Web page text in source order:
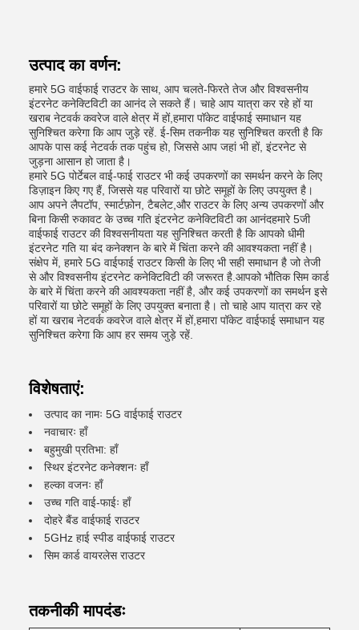
उत्पाद का वर्णन:
हमारे 5G वाईफाई राउटर के साथ, आप चलते-फिरते तेज और विश्वसनीय
इंटरनेट कनेक्टिविटी का आनंद ले सकते हैं। चाहे आप यात्रा कर रहे हों या
खराब नेटवर्क कवरेज वाले क्षेत्र में हों,हमारा पॉकेट वाईफाई समाधान यह
सुनिश्चित करेगा कि आप जुड़े रहें. ई-सिम तकनीक यह सुनिश्चित करती है कि
आपके पास कई नेटवर्क तक पहुंच हो, जिससे आप जहां भी हों, इंटरनेट से
जुड़ना आसान हो जाता है।
हमारे 5G पोर्टेबल वाई-फाई राउटर भी कई उपकरणों का समर्थन करने के लिए
डिज़ाइन किए गए हैं, जिससे यह परिवारों या छोटे समूहों के लिए उपयुक्त है।
आप अपने लैपटॉप, स्मार्टफ़ोन, टैबलेट,और राउटर के लिए अन्य उपकरणों और
बिना किसी रुकावट के उच्च गति इंटरनेट कनेक्टिविटी का आनंदहमारे 5जी
वाईफाई राउटर की विश्वसनीयता यह सुनिश्चित करती है कि आपको धीमी
इंटरनेट गति या बंद कनेक्शन के बारे में चिंता करने की आवश्यकता नहीं है।
संक्षेप में, हमारे 5G वाईफाई राउटर किसी के लिए भी सही समाधान है जो तेजी
से और विश्वसनीय इंटरनेट कनेक्टिविटी की जरूरत है.आपको भौतिक सिम कार्ड
के बारे में चिंता करने की आवश्यकता नहीं है, और कई उपकरणों का समर्थन इसे
परिवारों या छोटे समूहों के लिए उपयुक्त बनाता है। तो चाहे आप यात्रा कर रहे
हों या खराब नेटवर्क कवरेज वाले क्षेत्र में हों,हमारा पॉकेट वाईफाई समाधान यह
सुनिश्चित करेगा कि आप हर समय जुड़े रहें.
विशेषताएं:
उत्पाद का नामः 5G वाईफाई राउटर
नवाचारः हाँ
बहुमुखी प्रतिभा: हाँ
स्थिर इंटरनेट कनेक्शनः हाँ
हल्का वजनः हाँ
उच्च गति वाई-फाईः हाँ
दोहरे बैंड वाईफाई राउटर
5GHz हाई स्पीड वाईफाई राउटर
सिम कार्ड वायरलेस राउटर
तकनीकी मापदंडः